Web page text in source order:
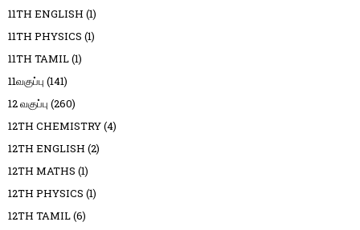
11TH ENGLISH (1)
11TH PHYSICS (1)
11TH TAMIL(1)
11வகுப்பு (141)
12 வகுப்பு (260)
12TH CHEMISTRY(4)
12TH ENGLISH (2)
12TH MATHS (1)
12TH PHYSICS (1)
12TH TAMIL(6)